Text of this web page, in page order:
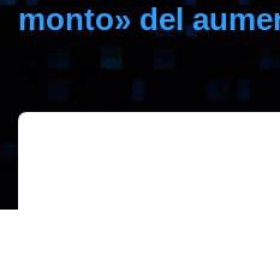
monto» del